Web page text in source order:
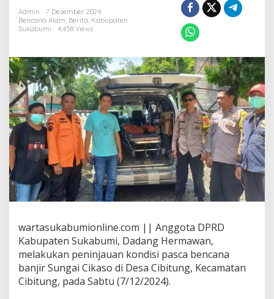
P
D
a
d
a
n
g
H
e
r
a
w
a
n
n
j
a
u
K
o
Admin
7 Desember 2024
Bencana Alam, Berita, Kabupaten
Sukabumi
4,458 Views
wartasukabumionline.com || Anggota DPRD
Kabupaten Sukabumi, Dadang Hermawan,
melakukan peninjauan kondisi pasca bencana
banjir Sungai Cikaso di Desa Cibitung, Kecamatan
Cibitung, pada Sabtu (7/12/2024).